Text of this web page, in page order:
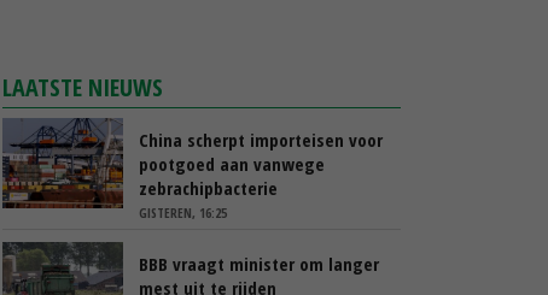
LAATSTE NIEUWS
China scherpt importeisen voor
pootgoed aan vanwege
zebrachipbacterie
GISTEREN, 16:25
BBB vraagt minister om langer
mest uit te rijden